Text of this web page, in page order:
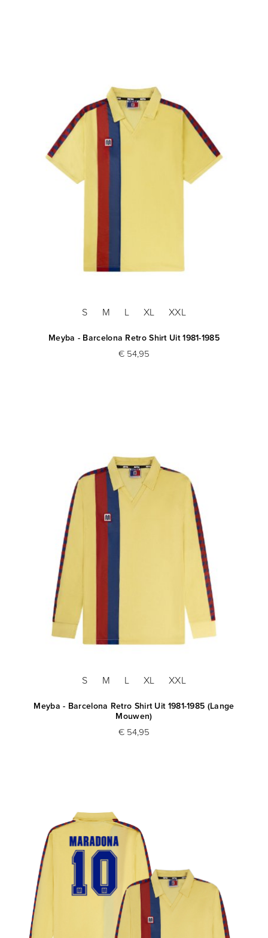
S M L XL XXL
Meyba - Barcelona Retro Shirt Uit 1981-1985
€ 54,95
S M L XL XXL
Meyba - Barcelona Retro Shirt Uit 1981-1985 (Lange
Mouwen)
€ 54,95